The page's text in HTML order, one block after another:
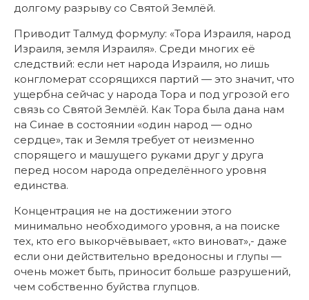
долгому разрыву со Святой Землёй.
Приводит Талмуд формулу: «Тора Израиля, народ
Израиля, земля Израиля». Среди многих её
следствий: если нет народа Израиля, но лишь
конгломерат ссорящихся партий — это значит, что
ущербна сейчас у народа Тора и под угрозой его
связь со Святой Землёй. Как Тора была дана нам
на Синае в состоянии «один народ — одно
сердце», так и Земля требует от неизменно
спорящего и машущего руками друг у друга
перед носом народа определённого уровня
единства.
Концентрация не на достижении этого
минимально необходимого уровня, а на поиске
тех, кто его выкорчёвывает, «кто виноват»,- даже
если они действительно вредоносны и глупы —
очень может быть, приносит больше разрушений,
чем собственно буйства глупцов.